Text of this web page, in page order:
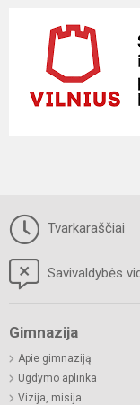
Tvarkaraščiai
Savivaldybės
Gimnazija
Apie gimnaziją
Ugdymo aplinka
Vizija, misija